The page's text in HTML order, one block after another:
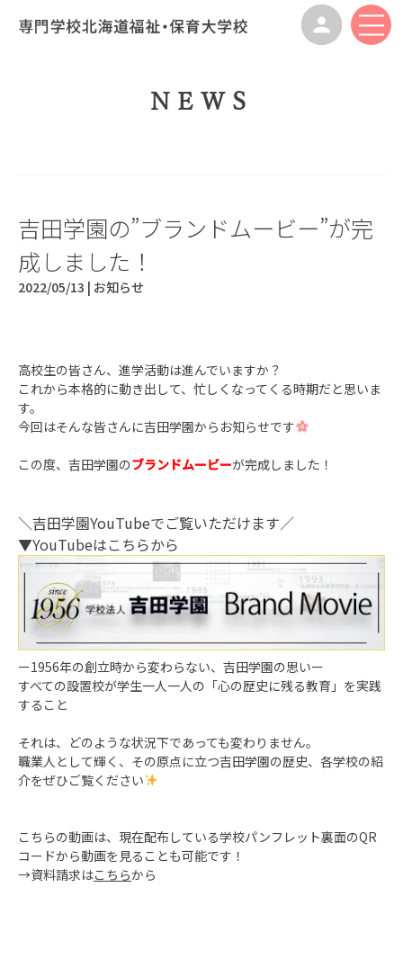
NEWS
吉田学園の”ブランドムービー”が完
成しました！
2022/05/13 | お知らせ
高校生の皆さん、進学活動は進んでいますか？
これから本格的に動き出して、忙しくなってくる時期だと思いま
す。
今回はそんな皆さんに吉田学園からお知らせです
この度、吉田学園のブランドムービーが完成しました！
＼吉田学園YouTubeでご覧いただけます／
▼YouTubeはこちらから
ー1956年の創立時から変わらない、吉田学園の思いー
すべての設置校が学生一人一人の「心の歴史に残る教育」を実践
すること
それは、どのような状況下であっても変わりません。
職業人として輝く、その原点に立つ吉田学園の歴史、各学校の紹
介をぜひご覧ください
こちらの動画は、現在配布している学校パンフレット裏面のQR
コードから動画を見ることも可能です！
→資料請求はこちらから